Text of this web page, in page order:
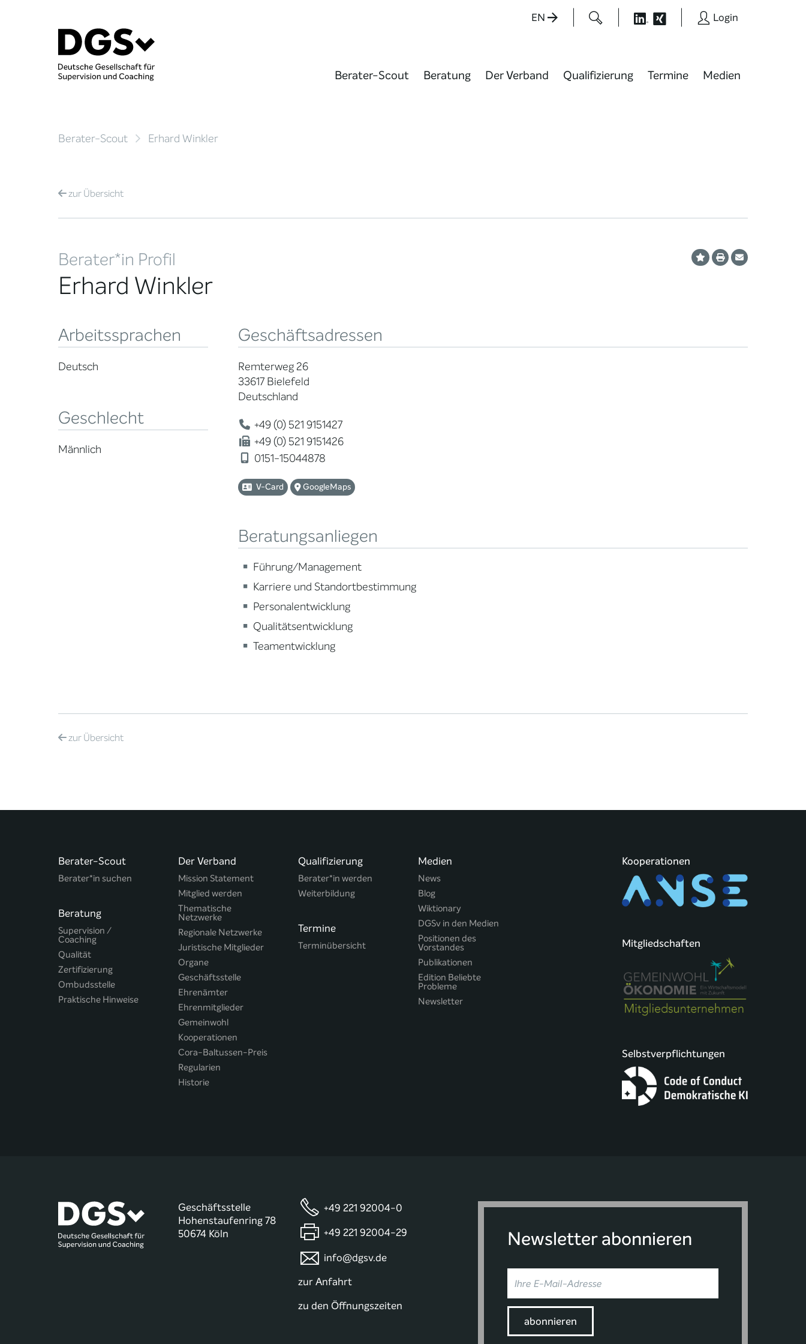
EN Login
Berater-Scout Beratung Der Verband Qualifizierung Termine Medien
Berater-Scout Erhard Winkler
zurÜbersicht
Berater*in Profil
Erhard Winkler
Arbeitssprachen
Deutsch
Geschlecht
Männlich
Geschäftsadressen
Remterweg 26
33617 Bielefeld
Deutschland
+49 (0) 521 9151427
+49 (0) 521 9151426
0151-15044878
V-Card GoogleMaps
Beratungsanliegen
Führung/Management
Karriere und Standortbestimmung
Personalentwicklung
Qualitätsentwicklung
Teamentwicklung
zurÜbersicht
Berater-Scout
Berater*in suchen
Beratung
Supervision /
Coaching
Qualität
Zertifizierung
Ombudsstelle
Praktische Hinweise
Der Verband
Mission Statement
Mitglied werden
Thematische
Netzwerke
Regionale Netzwerke
Juristische Mitglieder
Organe
Geschäftsstelle
Ehrenämter
Ehrenmitglieder
Gemeinwohl
Kooperationen
Cora-Baltussen-Preis
Regularien
Historie
Qualifizierung
Berater*in werden
Weiterbildung
Termine
Terminübersicht
Medien
News
Blog
Wiktionary
DGSv in den Medien
Positionen des
Vorstandes
Publikationen
Edition Beliebte
Probleme
Newsletter
Kooperationen
Mitgliedschaften
Selbstverpflichtungen
Geschäftsstelle
Hohenstaufenring 78
50674 Köln
+49 221 92004-0
+49 221 92004-29
info@dgsv.de
zur Anfahrt
zu den Öffnungszeiten
Newsletter abonnieren